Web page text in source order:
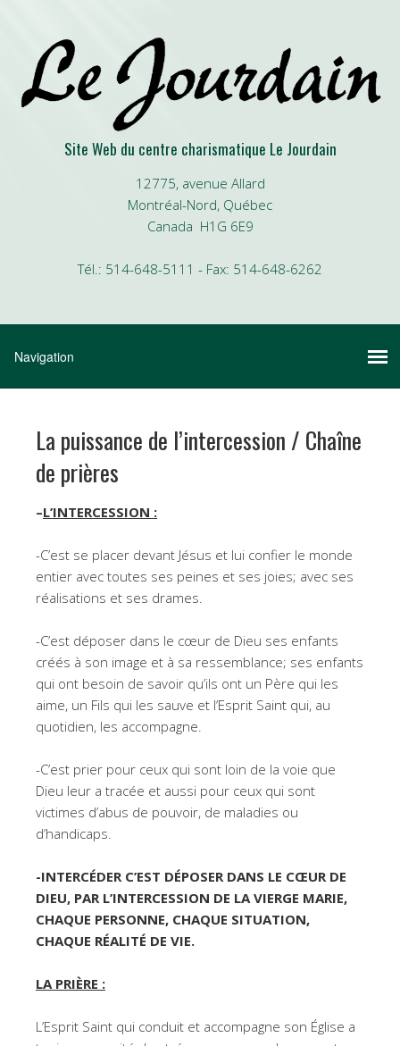
Site Web du centre charismatique Le Jourdain
12775, avenue Allard
Montréal-Nord, Québec
Canada H1G 6E9
Tél.: 514-648-5111 - Fax: 514-648-6262
La puissance de l’intercession / Chaîne
de prières
–L’INTERCESSION :
-C’est se placer devant Jésus et lui confier le monde
entier avec toutes ses peines et ses joies; avec ses
réalisations et ses drames.
-C’est déposer dans le cœur de Dieu ses enfants
créés à son image et à sa ressemblance; ses enfants
qui ont besoin de savoir qu’ils ont un Père qui les
aime, un Fils qui les sauve et l’Esprit Saint qui, au
quotidien, les accompagne.
-C’est prier pour ceux qui sont loin de la voie que
Dieu leur a tracée et aussi pour ceux qui sont
victimes d’abus de pouvoir, de maladies ou
d’handicaps.
-INTERCÉDER C’EST DÉPOSER DANS LE CŒUR DE
DIEU, PAR L’INTERCESSION DE LA VIERGE MARIE,
CHAQUE PERSONNE, CHAQUE SITUATION,
CHAQUE RÉALITÉ DE VIE.
LA PRIÈRE :
L’Esprit Saint qui conduit et accompagne son Église a